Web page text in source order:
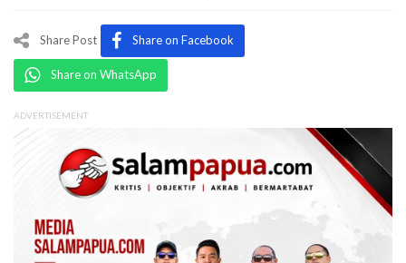
Share Post Share on Facebook
Share on WhatsApp
ADVERTISEMENT